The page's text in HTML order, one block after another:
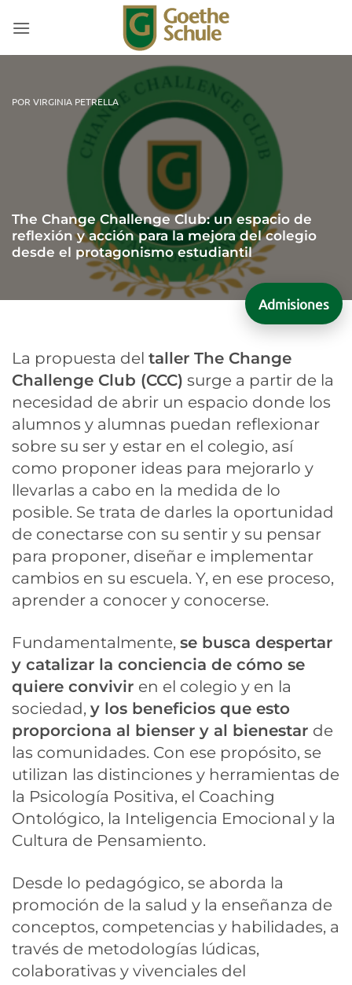
POR VIRGINIA PETRELLA
The Change Challenge Club: un espacio de
reflexión y acción para la mejora del colegio
desde el protagonismo estudiantil
La propuesta del taller The Change
Challenge Club (CCC) surge a partir de la
necesidad de abrir un espacio donde los
alumnos y alumnas puedan reflexionar
sobre su ser y estar en el colegio, así
como proponer ideas para mejorarlo y
llevarlas a cabo en la medida de lo
posible. Se trata de darles la oportunidad
de conectarse con su sentir y su pensar
para proponer, diseñar e implementar
cambios en su escuela. Y, en ese proceso,
aprender a conocer y conocerse.
Fundamentalmente, se busca despertar
y catalizar la conciencia de cómo se
quiere convivir en el colegio y en la
sociedad, y los beneficios que esto
proporciona al bienser y al bienestar de
las comunidades. Con ese propósito, se
utilizan las distinciones y herramientas de
la Psicología Positiva, el Coaching
Ontológico, la Inteligencia Emocional y la
Cultura de Pensamiento.
Desde lo pedagógico, se aborda la
promoción de la salud y la enseñanza de
conceptos, competencias y habilidades, a
través de metodologías lúdicas,
colaborativas y vivenciales del
Admisiones